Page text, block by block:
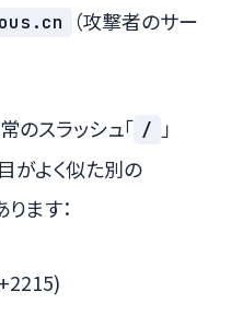
（攻撃者のサー
のスラッシュ「 /
」
がよく似た別の
ます：